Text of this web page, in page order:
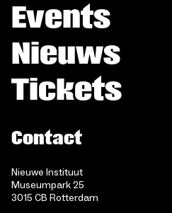
Events
Nieuws
Tickets
Contact
Nieuwe Instituut
Museumpark 25
3015 CB Rotterdam